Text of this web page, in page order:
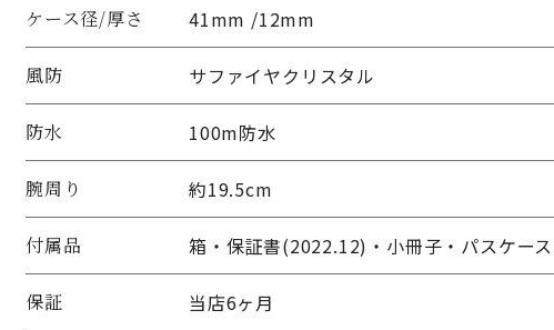
ケース径/厚さ 41mm /12mm
風防 サファイヤクリスタル
防水 100m防水
腕周り 約19.5cm
付属品 箱・保証書(2022.12)・小冊子・パスケー
保証 当店6ヶ月